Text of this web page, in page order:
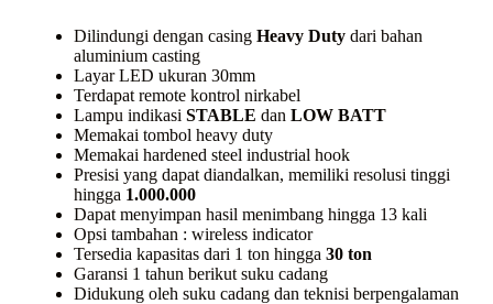
Dilindungi dengan casing Heavy Dutydari bahan
aluminium casting
Layar LED ukuran 30mm
Terdapat remote kontrol nirkabel
Lampu indikasi STABLE dan LOW BATT
Memakai tombol heavy duty
Memakai hardened steel industrial hook
Presisi yang dapat diandalkan, memiliki resolusi tinggi
hingga 1.000.000
Dapat menyimpan hasil menimbang hingga 13 kali
Opsi tambahan : wireless indicator
Tersedia kapasitas dari 1 ton hingga 30 ton
Garansi 1 tahun berikut suku cadang
Didukung oleh suku cadang dan teknisi berpengalaman